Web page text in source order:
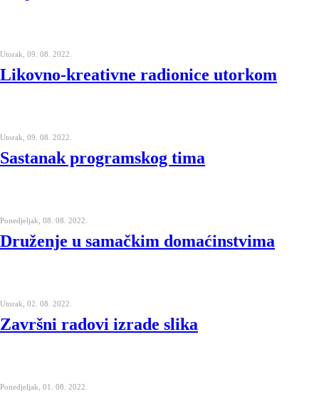
Utorak, 09. 08. 2022.
Likovno-kreativne radionice utorkom
Utorak, 09. 08. 2022.
Sastanak programskog tima
Ponedjeljak, 08. 08. 2022.
Druženje u samačkim domaćinstvima
Utorak, 02. 08. 2022.
Završni radovi izrade slika
Ponedjeljak, 01. 08. 2022.